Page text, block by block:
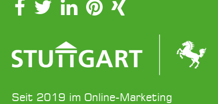
Seit 2019 im Online-Marketing